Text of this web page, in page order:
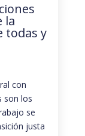
la
todas y
con
son los
se
justa